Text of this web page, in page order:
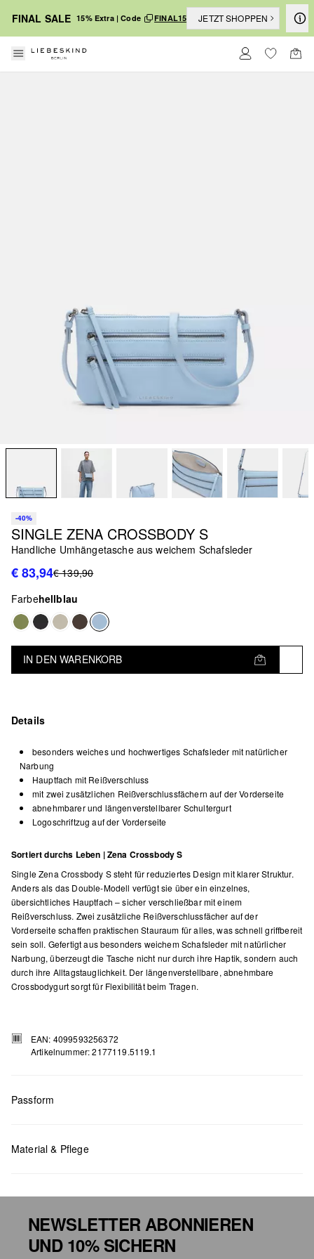
FINAL SALE 15% Extra | Code FINAL15 JETZT SHOPPEN
-40%
SINGLE ZENA CROSSBODY S
Handliche Umhängetasche aus weichem Schafsleder
€ 83,94€ 139,90
Farbehellblau
IN DEN WARENKORB
Details
besonders weiches und hochwertiges Schafsleder mit natürlicher
Narbung
Hauptfach mit Reißverschluss
mit zwei zusätzlichen Reißverschlussfächern auf der Vorderseite
abnehmbarer und längenverstellbarer Schultergurt
Logoschriftzug auf der Vorderseite
Sortiert durchs Leben | Zena Crossbody S
Single Zena Crossbody S steht für reduziertes Design mit klarer Struktur.
Anders als das Double-Modell verfügt sie über ein einzelnes,
übersichtliches Hauptfach – sicher verschließbar mit einem
Reißverschluss. Zwei zusätzliche Reißverschlussfächer auf der
Vorderseite schaffen praktischen Stauraum für alles, was schnell griffbereit
sein soll. Gefertigt aus besonders weichem Schafsleder mit natürlicher
Narbung, überzeugt die Tasche nicht nur durch ihre Haptik, sondern auch
durch ihre Alltagstauglichkeit. Der längenverstellbare, abnehmbare
Crossbodygurt sorgt für Flexibilität beim Tragen.
EAN: 4099593256372
Artikelnummer: 2177119.5119.1
Passform
Material & Pflege
NEWSLETTER ABONNIEREN
UND 10% SICHERN